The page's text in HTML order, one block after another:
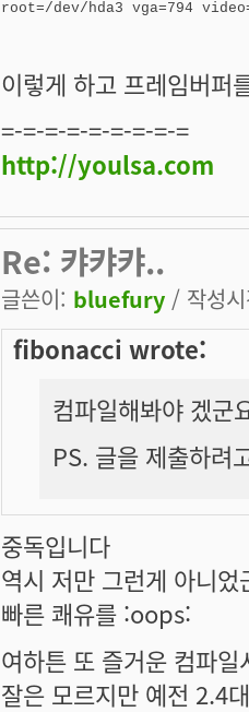
이렇게 하고 프레임버퍼
=-=-=-=-=-=-=-=-=
http://youlsa.com
Re: 캬캬캬..
글쓴이: bluefury / 작성
fibonacci wrote:
컴파일해봐야 겠군
PS. 글을 제출하
중독입니다
역시 저만 그런게 아니
빠른 쾌유를 :oops:
여하튼 또 즐거운 컴파일
잘은 모르지만 예전 2.4